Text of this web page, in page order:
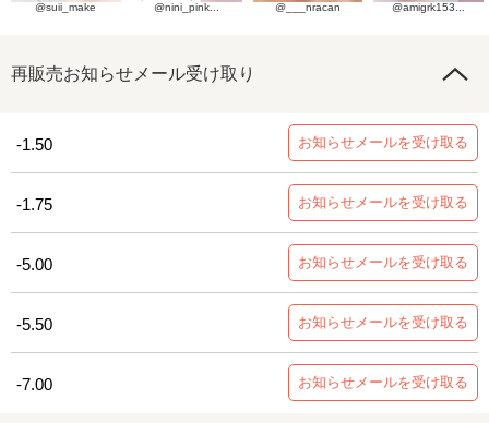
@suii_make @nini_pink... @___nracan @amigrk153...
再販売お知らせメール受け取り
-1.50 お知らせメールを受け取る
-1.75 お知らせメールを受け取る
-5.00 お知らせメールを受け取る
-5.50 お知らせメールを受け取る
-7.00 お知らせメールを受け取る